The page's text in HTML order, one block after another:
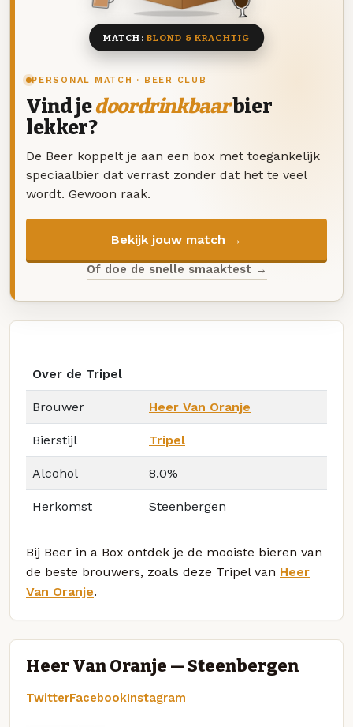
PERSONAL MATCH · BEER CLUB
Vind jedoordrinkbaarbier
lekker?
De Beer koppelt je aan een box met toegankelijk
speciaalbier dat verrast zonder dat het te veel
wordt. Gewoon raak.
Bekijk jouw match →
Of doe de snelle smaaktest →
MATCH: BLOND & KRACHTIG
Over de Tripel
Brouwer Heer Van Oranje
Bierstijl Tripel
Alcohol 8.0%
Herkomst Steenbergen
Bij Beer in a Box ontdek je de mooiste bieren van
de beste brouwers, zoals deze Tripel van Heer
Van Oranje.
Heer Van Oranje — Steenbergen
TwitterFacebookInstagram